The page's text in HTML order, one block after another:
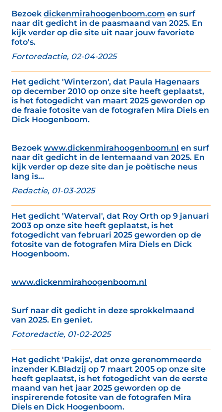
Bezoek dickenmirahoogenboom.com en surf
naar dit gedicht in de paasmaand van 2025. En
kijk verder op die site uit naar jouw favoriete
foto's.
Fortoredactie, 02-04-2025
Het gedicht 'Winterzon', dat Paula Hagenaars
op december 2010 op onze site heeft geplaatst,
is het fotogedicht van maart 2025 geworden op
de fraaie fotosite van de fotografen Mira Diels en
Dick Hoogenboom.
Bezoek www.dickenmirahoogenboom.nl en surf
naar dit gedicht in de lentemaand van 2025. En
kijk verder op deze site dan je poëtische neus
lang is...
Redactie, 01-03-2025
Het gedicht 'Waterval', dat Roy Orth op 9 januari
2003 op onze site heeft geplaatst, is het
fotogedicht van februari 2025 geworden op de
fotosite van de fotografen Mira Diels en Dick
Hoogenboom.
www.dickenmirahoogenboom.nl
Surf naar dit gedicht in deze sprokkelmaand
van 2025. En geniet.
Fotoredactie, 01-02-2025
Het gedicht 'Pakijs', dat onze gerenommeerde
inzender K.Bladzij op 7 maart 2005 op onze site
heeft geplaatst, is het fotogedicht van de eerste
maand van het jaar 2025 geworden op de
inspirerende fotosite van de fotografen Mira
Diels en Dick Hoogenboom.